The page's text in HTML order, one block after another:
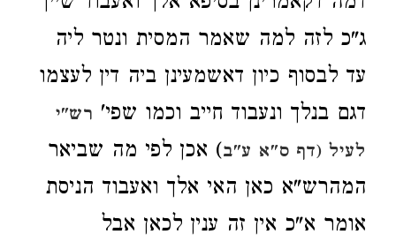
ג"כ לזה למה שאמר המסית ונטר ליה
עד לבסוף כיון דאשמעינן ביה דין לעצמו
דגם בנלך ונעבוד חייב וכמו שפי' רש"י
לעיל (דף ס"א ע"ב) אכן לפי מה שביאר
המהרש"א כאן האי אלך ואעבוד הניסת
אומר א"כ אין זה ענין לכאן אבל